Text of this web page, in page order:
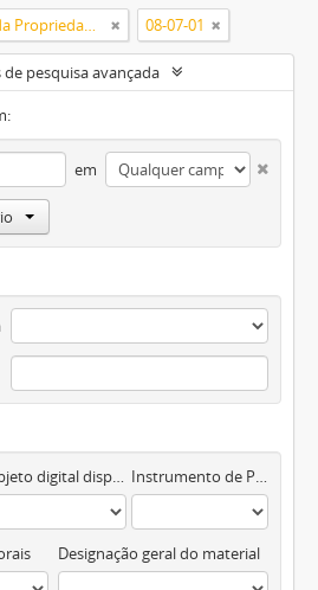
INPI - Instituto Nacional da Propriedade Industrial 08-07-01
de pesquisa avançada
em
Objeto digital disponível Instrumento de Pesquisa
Designação geral do material